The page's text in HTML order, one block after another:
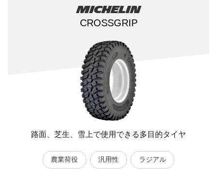
Michelin
CROSSGRIP​
路面、芝生、雪上で使用できる多目的タイヤ
農業荷役 汎用性 ラジアル